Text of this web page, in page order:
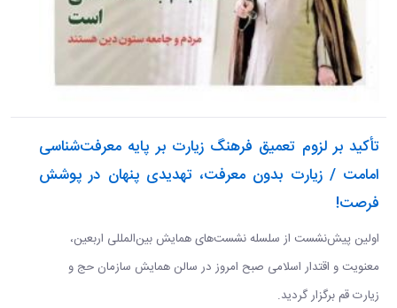
تأکيد بر لزوم تعمیق فرهنگ زیارت بر پایه معرفت‌شناسی
امامت / زیارت بدون معرفت، تهدیدی پنهان در پوشش
فرصت!
اولین پیش‌نشست از سلسله نشست‌های همایش بین‌المللی اربعین،
معنویت و اقتدار اسلامی صبح امروز در سالن همایش سازمان حج و
زیارت قم برگزار گردید. ​​​​​​​